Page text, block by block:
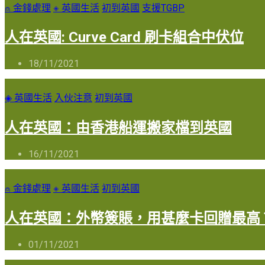
⍝ 金錢處理 ◈ 英國生活 初到英國 支援TGBP
人在英國: Curve Card 刷卡組合中伏位
18/11/2021
◈ 英國生活 入伙注意 初到英國
人在英國：由香港船運搬家檔到英國
16/11/2021
⍝ 金錢處理 ◈ 英國生活 初到英國
人在英國：外幣簽賬，用甚麼卡回贈最高
01/11/2021